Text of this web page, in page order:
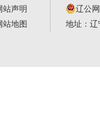
站声明
站地图
辽公
地址：辽